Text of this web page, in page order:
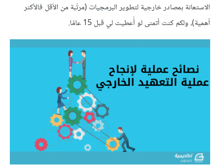
الاستعانة بمصادر خارجية لتطوير البرمجيات (مرتّبة من الأقل فالأكثر
أهمية)، ولكم كنت أتمنى لو أُعطيت لي قبل 15 عامًا.